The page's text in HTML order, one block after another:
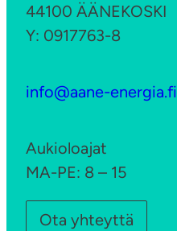
44100 ÄÄNEKOSKI
Y: 0917763-8
info@aane-energia.fi
Aukioloajat
MA-PE: 8 – 15
Ota yhteyttä